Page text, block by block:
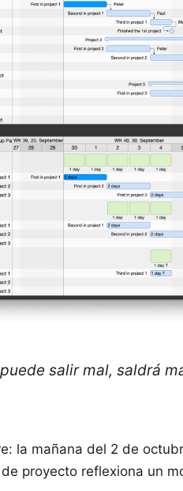
salir mal, saldrá
la mañana del 2 de
proyecto reflexiona un